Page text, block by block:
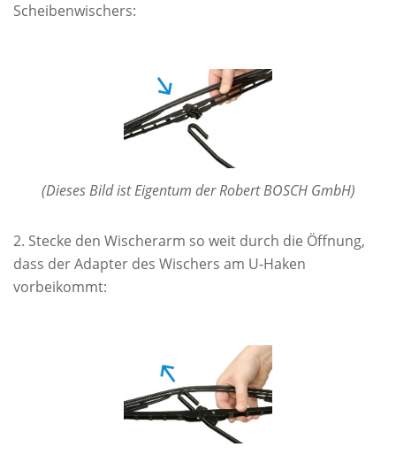
Scheibenwischers:
(Dieses Bild ist Eigentum der Robert BOSCH GmbH)
Stecke den Wischerarm so weit durch die Öffnung,
dass der Adapter des Wischers am U-Haken
vorbeikommt: